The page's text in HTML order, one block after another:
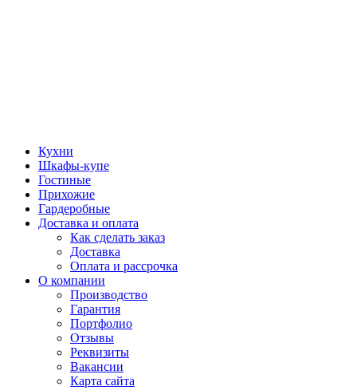
Кухни
Шкафы-купе
Гостиные
Прихожие
Гардеробные
Доставка и оплата
Как сделать заказ
Доставка
Оплата и рассрочка
О компании
Производство
Гарантия
Портфолио
Отзывы
Реквизиты
Вакансии
Карта сайта